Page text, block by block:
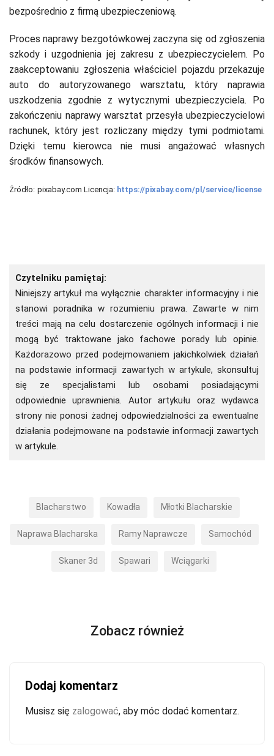
bezpośrednio z firmą ubezpieczeniową.
Proces naprawy bezgotówkowej zaczyna się od zgłoszenia
szkody i uzgodnienia jej zakresu z ubezpieczycielem. Po
zaakceptowaniu zgłoszenia właściciel pojazdu przekazuje
auto do autoryzowanego warsztatu, który naprawia
uszkodzenia zgodnie z wytycznymi ubezpieczyciela. Po
zakończeniu naprawy warsztat przesyła ubezpieczycielowi
rachunek, który jest rozliczany między tymi podmiotami.
Dzięki temu kierowca nie musi angażować własnych
środków finansowych.
Źródło: pixabay.com Licencja: https://pixabay.com/pl/service/license
Czytelniku pamiętaj:
Niniejszy artykuł ma wyłącznie charakter informacyjny i nie
stanowi poradnika w rozumieniu prawa. Zawarte w nim
treści mają na celu dostarczenie ogólnych informacji i nie
mogą być traktowane jako fachowe porady lub opinie.
Każdorazowo przed podejmowaniem jakichkolwiek działań
na podstawie informacji zawartych w artykule, skonsultuj
się ze specjalistami lub osobami posiadającymi
odpowiednie uprawnienia. Autor artykułu oraz wydawca
strony nie ponosi żadnej odpowiedzialności za ewentualne
działania podejmowane na podstawie informacji zawartych
w artykule.
Blacharstwo Kowadła Młotki Blacharskie
Naprawa Blacharska Ramy Naprawcze Samochód
Skaner 3d Spawari Wciągarki
Zobacz również
Dodaj komentarz
Musisz się zalogować, aby móc dodać komentarz.